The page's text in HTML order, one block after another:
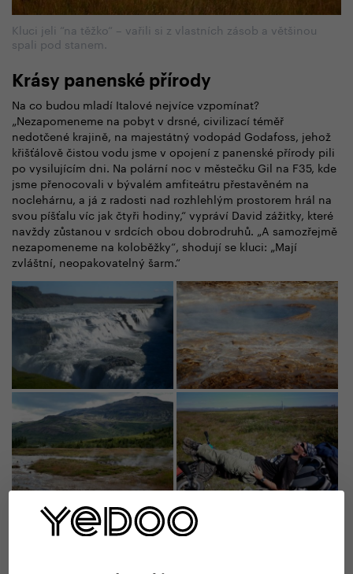
Kluci jeli “na těžko“ – vařili si z vlastních zásob a většinou
spali pod stanem.
Krásy panenské přírody
Na co budou mladí Italové nejvíce vzpomínat?
„Nezapomeneme na pobyt v drsné, civilizací téměř
nedotčené krajině, na majestátný vodopád Godafoss, jehož
křišťálově čistou vodu jsme v opojení z panenské přírody pili
po vysilujícím dni. Na polární noc v městečku Gil na F35, kde
jsme přenocovali v bývalém amfiteátru přestavěném na
noclehárnu, a já z radosti nad rozhlehlým prostorem hrál na
svou píšťalu víc jak čtyři hodiny,“ vypráví David zážitky, které
navždy zůstanou v srdcích obou dobrodruhů. „A samozřejmě
nezapomeneme na koloběžky“, shodují se kluci: „Mají
zvláštní, neopakovatelný šarm.“